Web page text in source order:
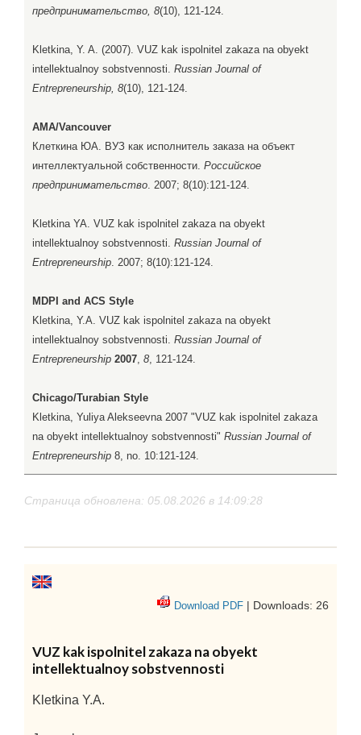
предпринимательство, 8(10), 121-124.
Kletkina, Y. A. (2007). VUZ kak ispolnitel zakaza na obyekt
intellektualnoy sobstvennosti. Russian Journal of
Entrepreneurship, 8(10), 121-124.
AMA/Vancouver
Клеткина ЮА. ВУЗ как исполнитель заказа на объект
интеллектуальной собственности. Российское
предпринимательство. 2007; 8(10):121-124.
Kletkina YA. VUZ kak ispolnitel zakaza na obyekt
intellektualnoy sobstvennosti. Russian Journal of
Entrepreneurship. 2007; 8(10):121-124.
MDPI and ACS Style
Kletkina, Y.A. VUZ kak ispolnitel zakaza na obyekt
intellektualnoy sobstvennosti. Russian Journal of
Entrepreneurship 2007, 8, 121-124.
Chicago/Turabian Style
Kletkina, Yuliya Alekseevna 2007 "VUZ kak ispolnitel zakaza
na obyekt intellektualnoy sobstvennosti" Russian Journal of
Entrepreneurship 8, no. 10:121-124.
Страница обновлена: 05.08.2026 в 14:09:28
Download PDF | Downloads: 26
VUZ kak ispolnitel zakaza na obyekt
intellektualnoy sobstvennosti
Kletkina Y.A.